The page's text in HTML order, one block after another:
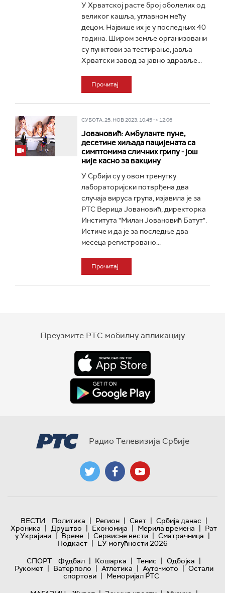
У Хрватској расте број оболелих од
великог кашља, углавном међу
децом. Највише их је у последњих 40
година. Широм земље организовани
су пунктови за тестирање, јавља
Хрватски завод за јавно здравље...
Прочитај
СУБОТА, 25. НОВ 2023, 10:45 -> 12:06
Јовановић: Амбуланте пуне,
десетине хиљада пацијената са
симптомима сличних грипу - још
није касно за вакцину
У Србији су у овом тренутку
лабораторијски потврђена два
случаја вируса група, изјавила је за
РТС Верица Јовановић, директорка
Института "Милан Јовановић Батут".
Истиче и да је за последње два
месеца регистровано...
Прочитај
Преузмите РТС мобилну апликацију
Радио Телевизија Србије
ВЕСТИ Политика | Регион | Свет | Србија данас |
Хроника | Друштво | Економија | Мерила времена | Рат
у Украјини | Време | Сервисне вести | Сматрачница |
Подкаст | ЕУ могућности 2026
СПОРТ
Фудбал | Кошарка | Тенис | Одбојка |
Рукомет | Ватерполо | Атлетика | Ауто-мото | Остали
спортови | Меморијал РТС